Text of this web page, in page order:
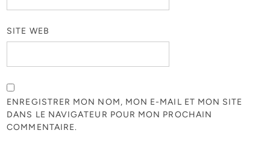
SITE WEB
ENREGISTRER MON NOM, MON E-MAIL ET MON SITE
DANS LE NAVIGATEUR POUR MON PROCHAIN
COMMENTAIRE.